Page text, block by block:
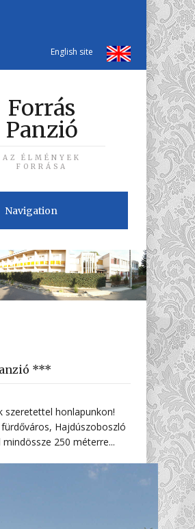
English site
Forrás
Panzió
AZ ÉLMÉNYEK
FORRÁSA
Navigation
***
szeretettel honlapunkon!
Hajdúszoboszló
250 méterre...